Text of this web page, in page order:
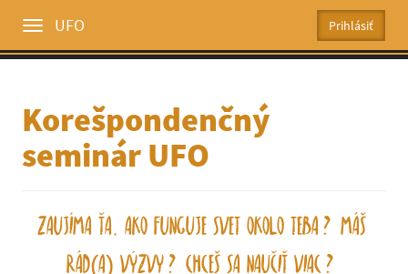
ToggleUFO
Korešpondenčný
seminár UFO
Zaujíma Ťa, ako funguje svet okolo Teba? Máš
rád(a) výzvy? Chceš sa naučiť viac?